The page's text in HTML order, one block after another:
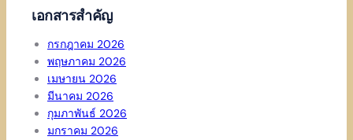
เอกสารสำคัญ
กรกฎาคม 2026
พฤษภาคม 2026
เมษายน 2026
มีนาคม 2026
กุมภาพันธ์ 2026
มกราคม 2026